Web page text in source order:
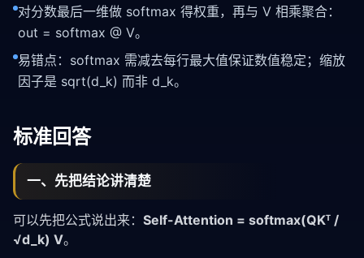
对分数最后一维做 softmax 得权重，再与 V 相乘聚合：
out = softmax @ V。
易错点：softmax 需减去每行最大值保证数值稳定；缩放
因子是 sqrt(d_k) 而非 d_k。
标准回答
一、先把结论讲清楚
可以先把公式说出来： Self-Attention = softmax(QKᵀ /
√d_k) V。